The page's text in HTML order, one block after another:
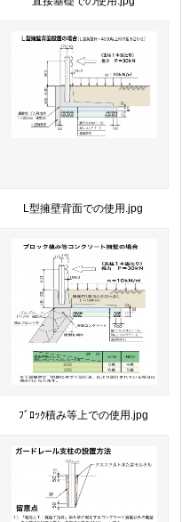
L型擁壁背面での使用.jpg
ﾌﾞﾛｯｸ積み等上での使用.jpg